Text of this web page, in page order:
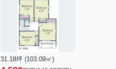
31.18坪 (103.09㎡)